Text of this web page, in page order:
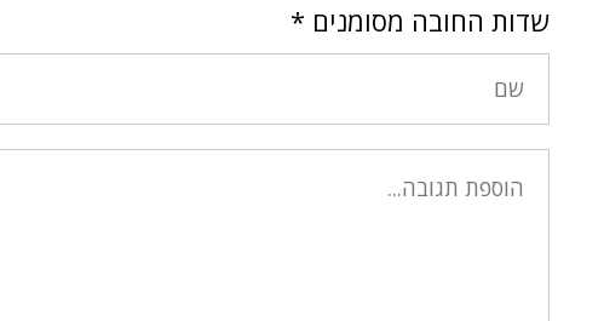
שדות החובה מסומנים *